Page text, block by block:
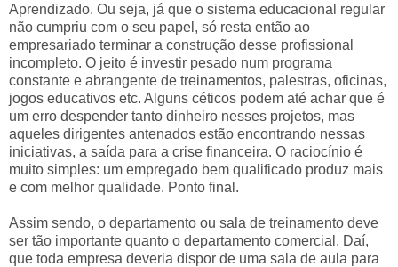
Aprendizado. Ou seja, já que o sistema educacional regular
não cumpriu com o seu papel, só resta então ao
empresariado terminar a construção desse profissional
incompleto. O jeito é investir pesado num programa
constante e abrangente de treinamentos, palestras, oficinas,
jogos educativos etc. Alguns céticos podem até achar que é
um erro despender tanto dinheiro nesses projetos, mas
aqueles dirigentes antenados estão encontrando nessas
iniciativas, a saída para a crise financeira. O raciocínio é
muito simples: um empregado bem qualificado produz mais
e com melhor qualidade. Ponto final.
Assim sendo, o departamento ou sala de treinamento deve
ser tão importante quanto o departamento comercial. Daí,
que toda empresa deveria dispor de uma sala de aula para